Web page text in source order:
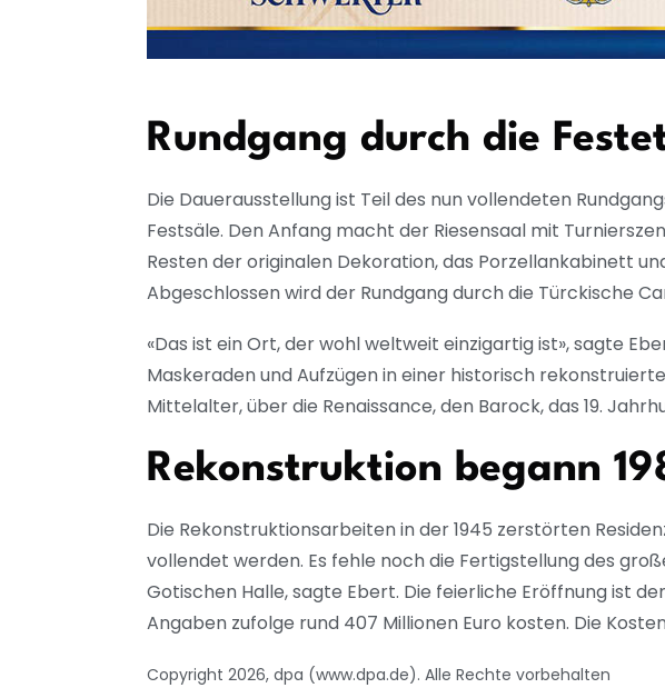
Rundgang durch die
Die Dauerausstellung ist Teil des nun vollendeten
Festsäle. Den Anfang macht der Riesensaal mit
Resten der originalen Dekoration, das Porzellankabinett
Abgeschlossen wird der Rundgang durch die Türckische
«Das ist ein Ort, der wohl weltweit einzigartig ist», sagte
Maskeraden und Aufzügen in einer historisch
Mittelalter, über die Renaissance, den Barock, das 19.
Rekonstruktion begann
Die Rekonstruktionsarbeiten in der 1945 zerstörten
vollendet werden. Es fehle noch die Fertigstellung des
Gotischen Halle, sagte Ebert. Die feierliche Eröffnung ist
Angaben zufolge rund 407 Millionen Euro kosten. Die
Copyright 2026, dpa (www.dpa.de). Alle Rechte vorbehalten